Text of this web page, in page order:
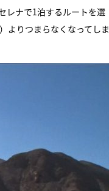
レナで1泊するルートを選
よりつまらなくなってしま